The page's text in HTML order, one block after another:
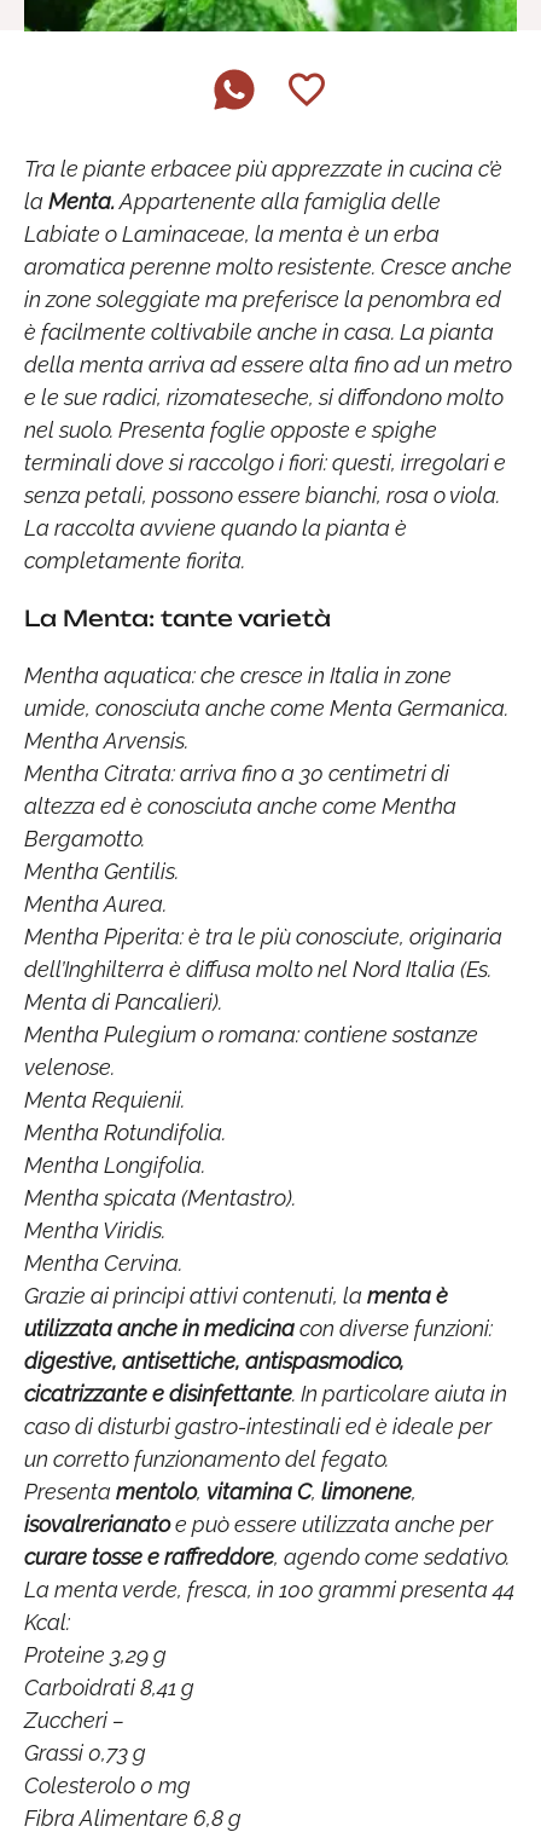
Tra le piante erbacee più apprezzate in cucina c’è
laMenta.Appartenente alla famiglia delle
Labiate o Laminaceae, la menta è un erba
aromatica perenne molto resistente. Cresce anche
in zone soleggiate ma preferisce la penombra ed
è facilmente coltivabile anche in casa. La pianta
della menta arriva ad essere alta fino ad un metro
e le sue radici, rizomateseche, si diffondono molto
nel suolo. Presenta foglie opposte e spighe
terminali dove si raccolgo i fiori: questi, irregolari e
senza petali, possono essere bianchi, rosa o viola.
La raccolta avviene quando la pianta è
completamente fiorita.
La Menta: tante varietà
Mentha aquatica: che cresce in Italia in zone
umide, conosciuta anche come Menta Germanica.
Mentha Arvensis.
Mentha Citrata: arriva fino a 30 centimetri di
altezza ed è conosciuta anche come Mentha
Bergamotto.
Mentha Gentilis.
Mentha Aurea.
Mentha Piperita: è tra le più conosciute, originaria
dell’Inghilterra è diffusa molto nel Nord Italia (Es.
Menta di Pancalieri).
Mentha Pulegium o romana: contiene sostanze
velenose.
Menta Requienii.
Mentha Rotundifolia.
Mentha Longifolia.
Mentha spicata (Mentastro).
Mentha Viridis.
Mentha Cervina.
Grazie ai principi attivi contenuti, lamenta è
utilizzata anche in medicinacon diverse funzioni:
digestive, antisettiche, antispasmodico,
cicatrizzante e disinfettante. In particolare aiuta in
caso di disturbi gastro-intestinali ed è ideale per
un corretto funzionamento del fegato.
Presentamentolo, vitamina C, limonene,
isovalrerianatoe può essere utilizzata anche per
curare tosse e raffreddore, agendo come sedativo.
La menta verde, fresca, in 100 grammi presenta 44
Kcal:
Proteine 3,29 g
Carboidrati 8,41 g
Zuccheri –
Grassi 0,73 g
Colesterolo 0 mg
Fibra Alimentare 6,8 g